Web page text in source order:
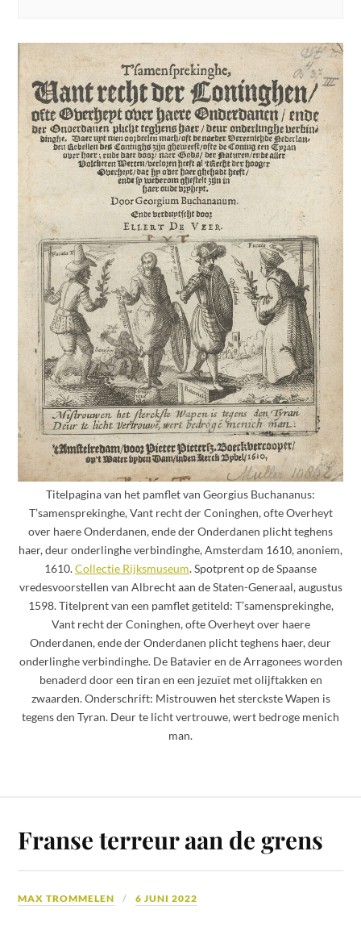
Titelpagina van het pamflet van Georgius Buchananus:
T’samensprekinghe, Vant recht der Coninghen, ofte Overheyt
over haere Onderdanen, ende der Onderdanen plicht teghens
haer, deur onderlinghe verbindinghe, Amsterdam 1610, anoniem,
1610.Collectie Rijksmuseum. Spotprent op de Spaanse
vredesvoorstellen van Albrecht aan de Staten-Generaal, augustus
1598. Titelprent van een pamflet getiteld: T’samensprekinghe,
Vant recht der Coninghen, ofte Overheyt over haere
Onderdanen, ende der Onderdanen plicht teghens haer, deur
onderlinghe verbindinghe. De Batavier en de Arragonees worden
benaderd door een tiran en een jezuïet met olijftakken en
zwaarden. Onderschrift: Mistrouwen het sterckste Wapen is
tegens den Tyran. Deur te licht vertrouwe, wert bedroge menich
man.
Franse terreur aan de grens
MAX TROMMELEN 6 JUNI 2022